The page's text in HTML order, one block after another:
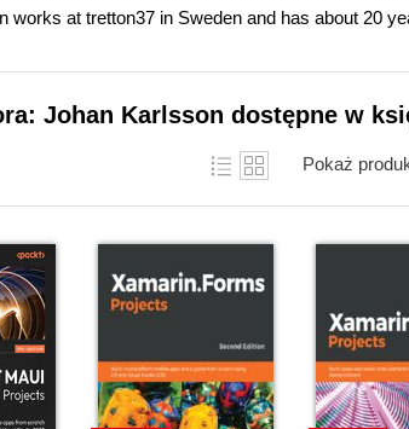
works at tretton37 in Sweden and has about 20
Johan Karlsson dostępne w
Pokaż